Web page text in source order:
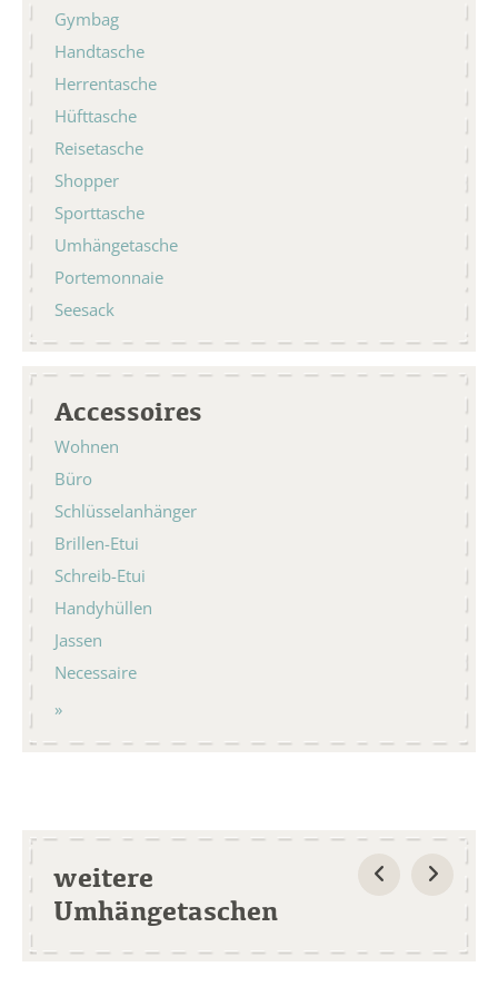
Gymbag
Handtasche
Herrentasche
Hüfttasche
Reisetasche
Shopper
Sporttasche
Umhängetasche
Portemonnaie
Seesack
Accessoires
Wohnen
Büro
Schlüsselanhänger
Brillen-Etui
Schreib-Etui
Handyhüllen
Jassen
Necessaire
weitere
Umhängetaschen